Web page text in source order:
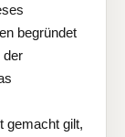
begründet
der
gemacht gilt,